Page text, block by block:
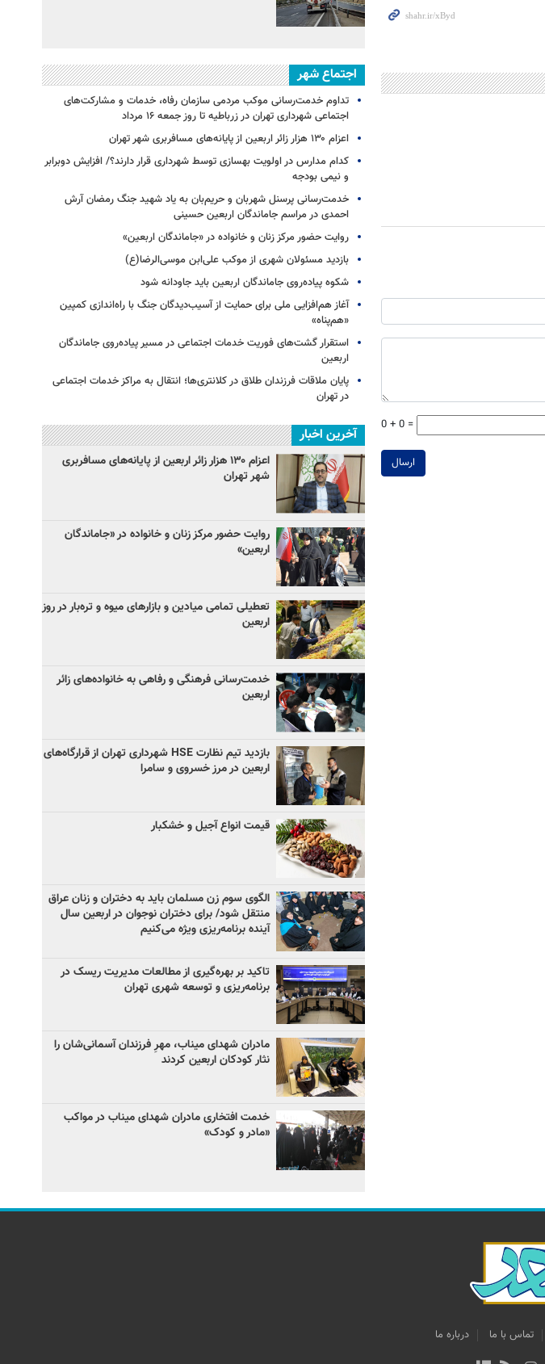
0 + 0 =
ارسال
اجتماع شهر
تداوم خدمت‌رسانی موکب مردمی سازمان رفاه، خدمات و مشارکت‌های
اجتماعی شهرداری تهران در زرباطیه تا روز جمعه ۱۶ مرداد
اعزام ۱۳۰ هزار زائر اربعین از پایانه‌های مسافربری شهر تهران
کدام مدارس در اولویت بهسازی توسط شهرداری قرار دارند؟/ افزایش دوبرابر
و نیمی بودجه
خدمت‌رسانی پرسنل شهربان و حریم‌بان به یاد شهید جنگ رمضان آرش
احمدی در مراسم جاماندگان اربعین حسینی
روایت حضور مرکز زنان و خانواده در «جاماندگان اربعین»
بازدید مسئولان شهری از موکب علی‌ابن موسی‌الرضا(ع)
شکوه پیاده‌روی جاماندگان اربعین باید جاودانه شود
آغاز هم‌افزایی ملی برای حمایت از آسیب‌دیدگان جنگ با راه‌اندازی کمپین
«هم‌پناه»
استقرار گشت‌های فوریت خدمات اجتماعی در مسیر پیاده‌روی جاماندگان
اربعین
پایان ملاقات فرزندان طلاق در کلانتری‌ها؛ انتقال به مراکز خدمات اجتماعی
در تهران
آخرین اخبار
اعزام ۱۳۰ هزار زائر اربعین از پایانه‌های مسافربری
شهر تهران
روایت حضور مرکز زنان و خانواده در «جاماندگان
اربعین»
تعطیلی تمامی میادین و بازارهای میوه و تره‌بار در روز
اربعین
خدمت‌رسانی فرهنگی و رفاهی به خانواده‌های زائر
اربعین
بازدید تیم نظارت HSE شهرداری تهران از قرارگاه‌های
اربعین در مرز خسروی و سامرا
قیمت انواع آجیل و خشکبار
الگوی سوم زن مسلمان باید به دختران و زنان عراق
منتقل شود/ برای دختران نوجوان در اربعین سال
آینده برنامه‌ریزی ویژه می‌کنیم
تاکید بر بهره‌گیری از مطالعات مدیریت ریسک در
برنامه‌ریزی و توسعه شهری تهران
مادران شهدای میناب، مهرِ فرزندان آسمانی‌شان را
نثار کودکان اربعین کردند
خدمت افتخاری مادران شهدای میناب در مواکب
«مادر و کودک»
تماس با ما درباره ما